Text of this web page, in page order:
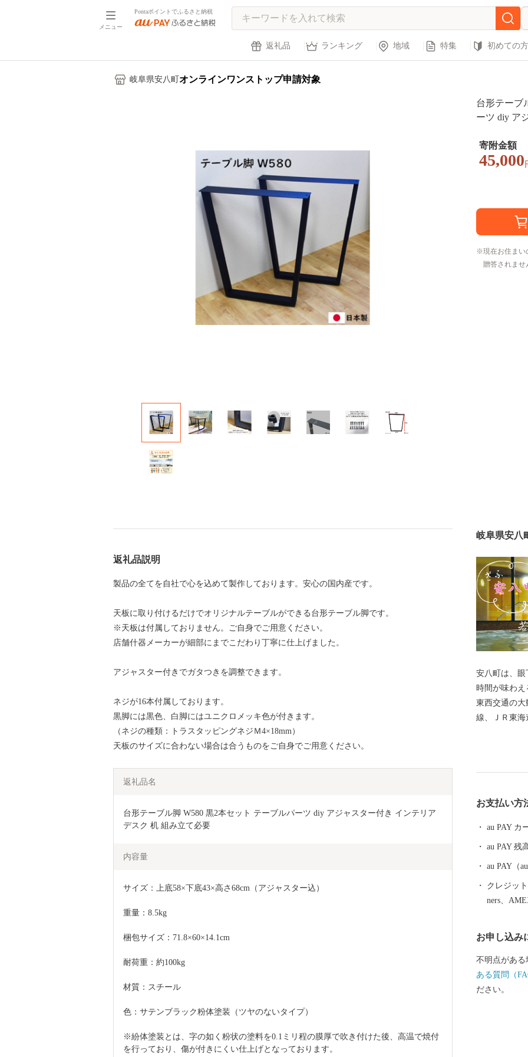
メニュー
Pontaポイントでふるさと納税
返礼品 ランキング 地域 特集 初めての方
岐阜県安八町 オンラインワンストップ申請対象
台形テーブ
ーツ diy ア
寄附金額
45,000
現在お住まい
贈答されませ
返礼品説明
製品の全てを自社で心を込めて製作しております。安心の国内産です。
天板に取り付けるだけでオリジナルテーブルができる台形テーブル脚です。
※天板は付属しておりません。ご自身でご用意ください。
店舗什器メーカーが細部にまでこだわり丁寧に仕上げました。
アジャスター付きでガタつきを調整できます。
ネジが16本付属しております。
黒脚には黒色、白脚にはユニクロメッキ色が付きます。
（ネジの種類：トラスタッピングネジＭ4×18mm）
天板のサイズに合わない場合は合うものをご自身でご用意ください。
返礼品名
台形テーブル脚 W580 黒2本セット テーブルパーツ diy アジャスター付き インテリア
デスク 机 組み立て必要
内容量
サイズ：上底58×下底43×高さ68cm（アジャスター込）
重量：8.5kg
梱包サイズ：71.8×60×14.1cm
耐荷重：約100kg
材質：スチール
色：サテンブラック粉体塗装（ツヤのないタイプ）
※紛体塗装とは、字の如く粉状の塗料を0.1ミリ程の膜厚で吹き付けた後、高温で焼付
を行っており、傷が付きにくい仕上げとなっております。
岐阜県安八
安八町は、
時間が味わえ
東西交通の
線、ＪＲ東
びています
に人気のあ
以上の梅が
お支払い方
au PAY カ
au PAY 残
au PAY（
クレジッ
ners、
お申し込み
不明点があ
ある質問（
ださい。